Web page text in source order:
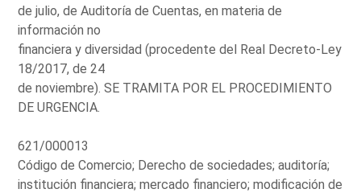
de julio, de Auditoría de Cuentas, en materia de
información no
financiera y diversidad (procedente del Real Decreto-Ley
18/2017, de 24
de noviembre). SE TRAMITA POR EL PROCEDIMIENTO
DE URGENCIA.
621/000013
Código de Comercio; Derecho de sociedades; auditoría;
institución financiera; mercado financiero; modificación de